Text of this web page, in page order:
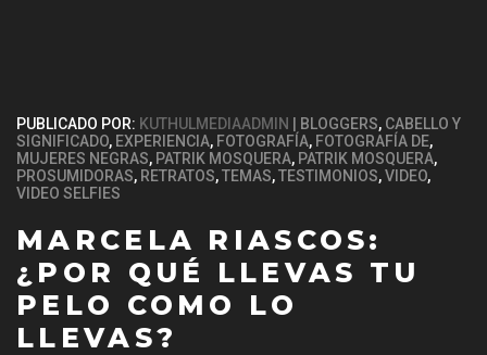
PUBLICADO POR: KUTHULMEDIAADMIN BLOGGERS, CABELLO Y
SIGNIFICADO, EXPERIENCIA, FOTOGRAFÍA, FOTOGRAFÍA DE,
MUJERES NEGRAS, PATRIK MOSQUERA, PATRIK MOSQUERA,
PROSUMIDORAS, RETRATOS,TEMAS,TESTIMONIOS,VIDEO,
VIDEO SELFIES
MARCELA RIASCOS:
¿POR QUÉ LLEVAS TU
PELO COMO LO
LLEVAS?